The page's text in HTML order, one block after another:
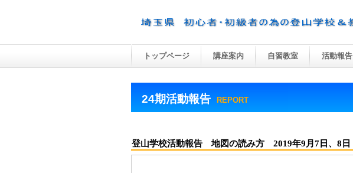
24期活動報告 REPORT
登山学校活動報告 地図の読み方 2019年9月7日、8日
トップページ 講座案内 自習教室 活動報告